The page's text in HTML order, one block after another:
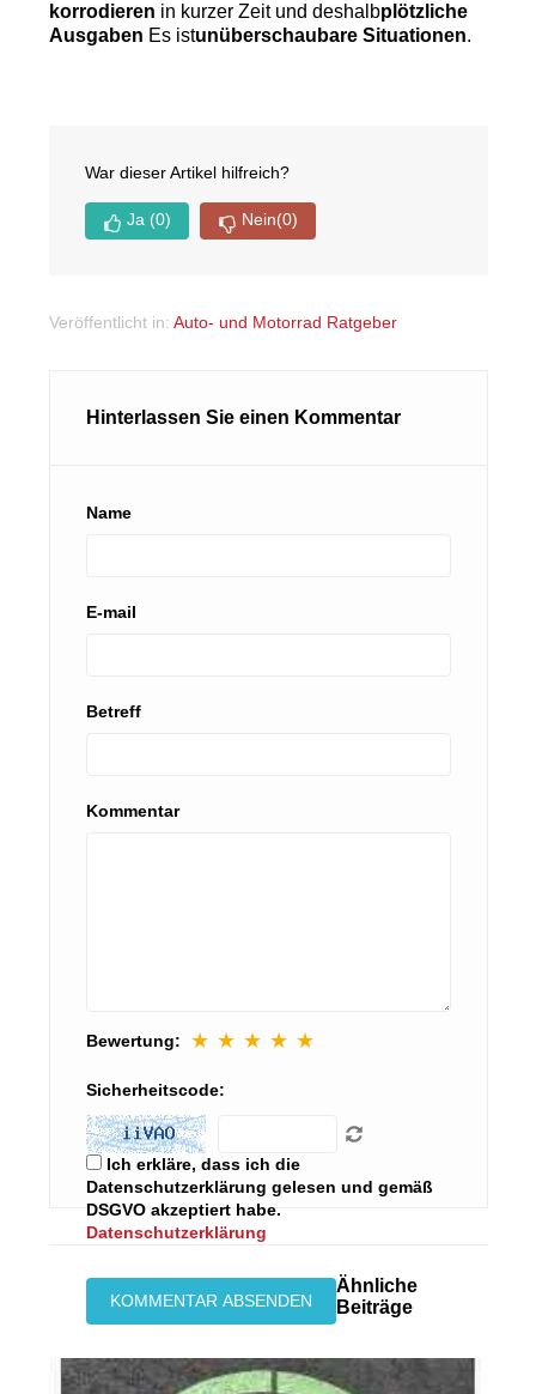
korrodieren in kurzer Zeit und deshalbplötzliche
Ausgaben Es istunüberschaubare Situationen.
War dieser Artikel hilfreich?
Ja (0) Nein(0)
Veröffentlicht in: Auto- und Motorrad Ratgeber
Hinterlassen Sie einen Kommentar
Name
E-mail
Betreff
Kommentar
Bewertung: ★ ★ ★ ★ ★
Sicherheitscode:
Ich erkläre, dass ich die
Datenschutzerklärung gelesen und gemäß
DSGVO akzeptiert habe.
Datenschutzerklärung
Ähnliche
Beiträge